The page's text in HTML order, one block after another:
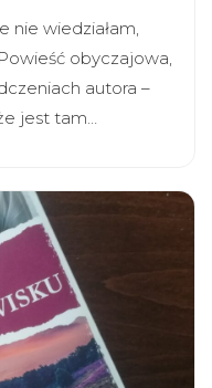
nie wiedziałam,
obyczajowa,
autora –
jest tam…